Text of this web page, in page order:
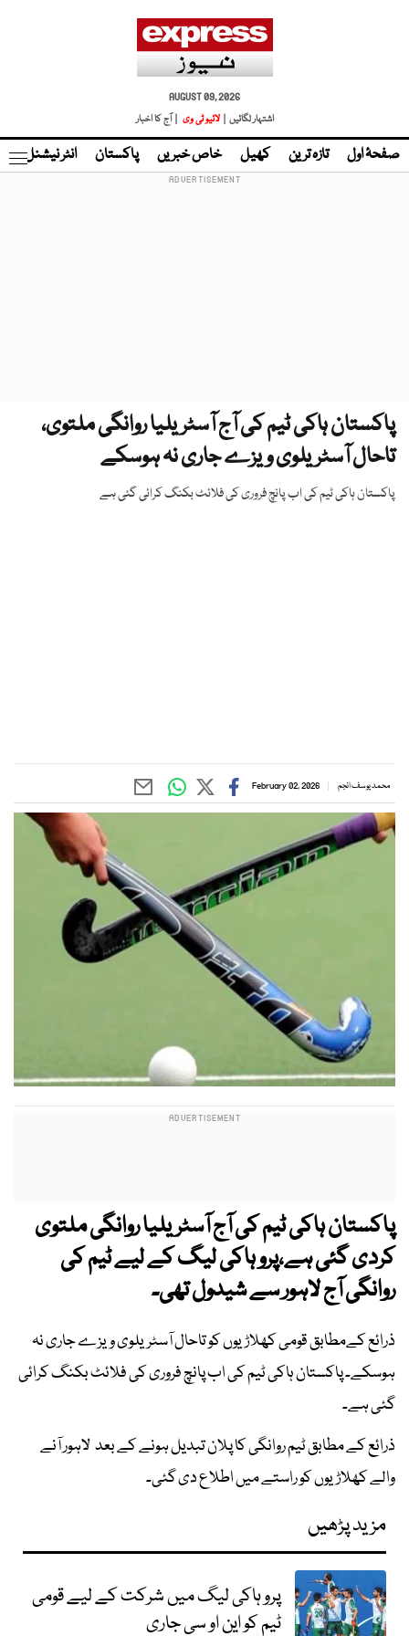
AUGUST 09, 2026
اشتہار لگائیں |
لائیو ٹی وی | آج کا اخبار
صفحۂ اول تازہ ترین کھیل خاص خبریں پاکستان انٹر نیشنل
پاکستان ہاکی ٹیم کی آج آسٹریلیا روانگی ملتوی،
تاحال آسٹریلوی ویزے جاری نہ ہوسکے
پاکستان ہاکی ٹیم کی اب پانچ فروری کی فلائٹ بکنگ کرائی گئی ہے
محمد یوسف انجم February 02, 2026
پاکستان ہاکی ٹیم کی آج آسٹریلیا روانگی ملتوی
کردی گئی ہے،پرو ہاکی لیگ کے لیے ٹیم کی
روانگی آج لاہور سے شیدول تھی۔
ذرائع کےمطابق قومی کھلاڑیوں کو تاحال آسٹریلوی ویزے جاری نہ
ہوسکے۔ پاکستان ہاکی ٹیم کی اب پانچ فروری کی فلائٹ بکنگ کرائی
گئی ہے۔
ذرائع کے مطابق ٹیم روانگی کا پلان تبدیل ہونے کے بعد لاہور آنے
والے کھلاڑیوں کو راستے میں اطلاع دی گئی۔
مزید پڑھیں
پرو ہاکی لیگ میں شرکت کے لیے قومی
ٹیم کو این او سی جاری